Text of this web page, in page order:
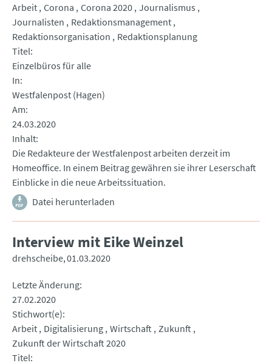
Arbeit Corona Corona 2020 Journalismus
Journalisten
Redaktionsmanagement
Redaktionsorganisation
Redaktionsplanung
Titel
Einzelbüros für alle
In
Westfalenpost (Hagen)
Am
24.03.2020
Inhalt
Die Redakteure der Westfalenpost arbeiten derzeit im
Homeoffice. In einem Beitrag gewähren sie ihrer Leserschaft
Einblicke in die neue Arbeitssituation.
Datei herunterladen
Interview mit Eike Weinzel
drehscheibe 01.03.2020
Letzte Änderung
27.02.2020
Stichwort(e)
Arbeit Digitalisierung Wirtschaft Zukunft
Zukunft der Wirtschaft 2020
Titel